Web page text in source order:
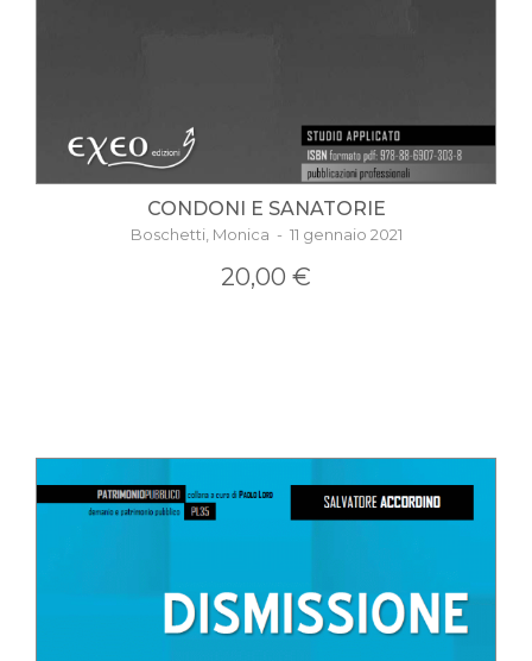
CONDONI E SANATORIE
Boschetti, Monica - 11 gennaio 2021
20,00 €